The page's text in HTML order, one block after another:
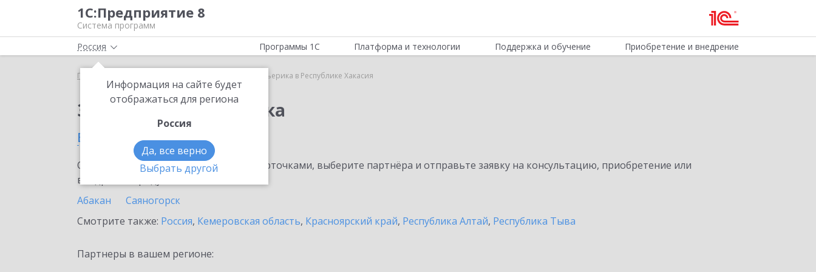
1С:Предприятие 8
Система программ
Россия
Информация на сайте будет
отображаться для региона
Россия
Да, все верно
Выбрать другой
Программы 1С Платформа и технологии Поддержка и обучение Приобретение и внедрение
Главная 1С-Курьерика в Республике Хакасия
Заказать 1С-Курьерика
в Республике Хакасия
Ознакомьтесь с информационными карточками, выберите партнёра и отправьте заявку на консультацию, приобретение или
внедрение продукта.
Абакан
Саяногорск
Смотрите также: Россия, Кемеровская область, Красноярский край, Республика Алтай, Республика Тыва
Партнеры в вашем регионе: